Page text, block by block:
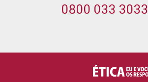
0800 033 3033